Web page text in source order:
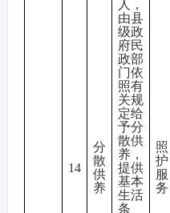
14
分
散
供
养
人，
由县
级政
府民
政部
门依
照有
关规
定给
予分
散供
养，
提供
基本
生活
条
照
护
服
务